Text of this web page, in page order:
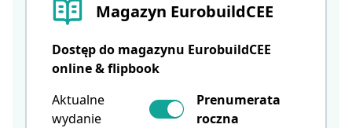
Magazyn EurobuildCEE
Dostęp do magazynu EurobuildCEE
online & flipbook
Aktualne
wydanie
Prenumerata
roczna